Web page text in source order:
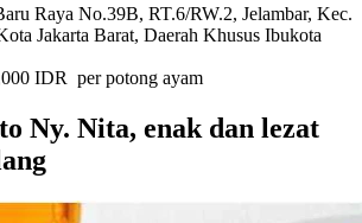
Raya No.39B, RT.6/RW.2, Jelambar, Kec.
Jakarta Barat, Daerah Khusus Ibukota
IDR per potong ayam
Ny. Nita, enak dan lezat